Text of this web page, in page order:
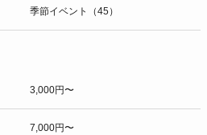
季節イベント（45）
3,000円〜
7,000円〜